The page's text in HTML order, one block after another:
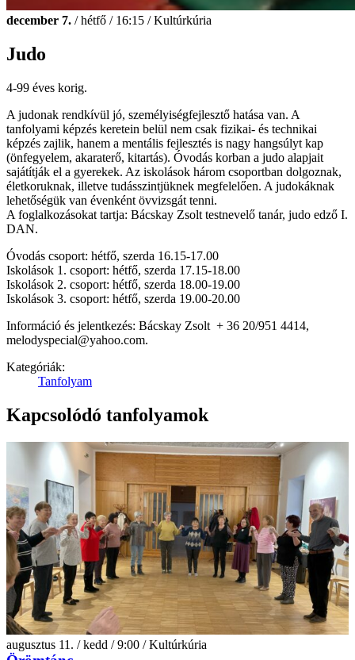
december 7. / hétfő / 16:15 / Kultúrkúria
Judo
4-99 éves korig.
A judonak rendkívül jó, személyiségfejlesztő hatása van. A
tanfolyami képzés keretein belül nem csak fizikai- és technikai
képzés zajlik, hanem a mentális fejlesztés is nagy hangsúlyt kap
(önfegyelem, akaraterő, kitartás). Óvodás korban a judo alapjait
sajátítják el a gyerekek. Az iskolások három csoportban dolgoznak,
életkoruknak, illetve tudásszintjüknek megfelelően. A judokáknak
lehetőségük van évenként övvizsgát tenni.
A foglalkozásokat tartja: Bácskay Zsolt testnevelő tanár, judo edző I.
DAN.
Óvodás csoport: hétfő, szerda 16.15-17.00
Iskolások 1. csoport: hétfő, szerda 17.15-18.00
Iskolások 2. csoport: hétfő, szerda 18.00-19.00
Iskolások 3. csoport: hétfő, szerda 19.00-20.00
Információ és jelentkezés: Bácskay Zsolt + 36 20/951 4414,
melodyspecial@yahoo.com.
Kategóriák:
Tanfolyam
Kapcsolódó tanfolyamok
augusztus 11. / kedd / 9:00 / Kultúrkúria